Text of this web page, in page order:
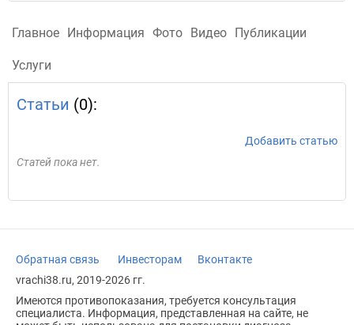
Главное Информация Фото Видео Публикации
Услуги
Статьи (0):
Добавить статью
Статей пока нет.
Обратная связь Инвесторам
Вконтакте
vrachi38.ru, 2019-2026 гг.
Имеются противопоказания, требуется консультация
специалиста. Информация, представленная на сайте, не